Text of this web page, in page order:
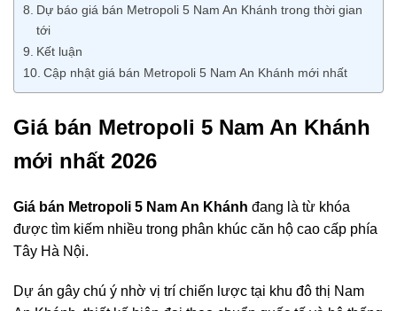
Dự báo giá bán Metropoli 5 Nam An Khánh trong thời gian
tới
Kết luận
Cập nhật giá bán Metropoli 5 Nam An Khánh mới nhất
Giá bán Metropoli 5 Nam An Khánh
mới nhất 2026
Giá bán Metropoli 5 Nam An Khánh đang là từ khóa
được tìm kiếm nhiều trong phân khúc căn hộ cao cấp phía
Tây Hà Nội.
Dự án gây chú ý nhờ vị trí chiến lược tại khu đô thị Nam